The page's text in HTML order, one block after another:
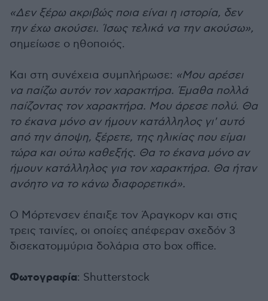
«Δεν ξέρω ακριβώς ποια είναι η ιστορία, δεν
την έχω ακούσει. Ίσως τελικά να την ακούσω»,
σημείωσε ο ηθοποιός.
Και στη συνέχεια συμπλήρωσε: «Μου αρέσει
να παίζω αυτόν τον χαρακτήρα. Έμαθα πολλά
παίζοντας τον χαρακτήρα. Μου άρεσε πολύ. Θα
το έκανα μόνο αν ήμουν κατάλληλος γι' αυτό
από την άποψη, ξέρετε, της ηλικίας που είμαι
τώρα και ούτω καθεξής. Θα το έκανα μόνο αν
ήμουν κατάλληλος για τον χαρακτήρα. Θα ήταν
ανόητο να το κάνω διαφορετικά».
Ο Μόρτενσεν έπαιξε τον Άραγκορν και στις
τρεις ταινίες, οι οποίες απέφεραν σχεδόν 3
δισεκατομμύρια δολάρια στο box office.
Φωτογραφία: Shutterstock